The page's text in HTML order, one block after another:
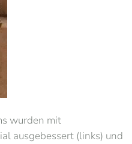
wurden mit
ausgebessert (links) und